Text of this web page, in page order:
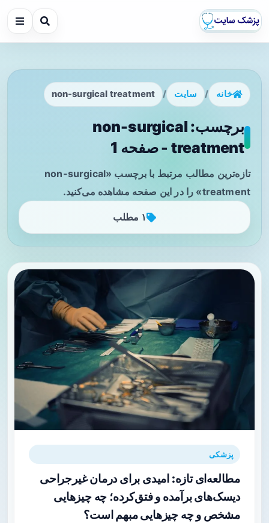
خانه / سایت /
non-surgical treatment
برچسب: non-surgical
treatment - صفحه 1
تازه‌ترین مطالب مرتبط با برچسب «non-surgical
treatment» را در این صفحه مشاهده می‌کنید.
۱ مطلب
پزشکی
مطالعه‌ای تازه: امیدی برای درمان غیرجراحی
دیسک‌های برآمده و فتق‌کرده؛ چه چیزهایی
مشخص و چه چیزهایی مبهم است؟